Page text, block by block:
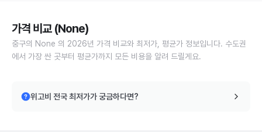
가격 비교 (None)
중구의 None 의 2026년 가격 비교와 최저가, 평균가 정보입니다. 수도권
에서 가장 싼 곳부터 평균가까지 모든 비용을 알려 드릴게요.
위고비 전국 최저가가 궁금하다면?